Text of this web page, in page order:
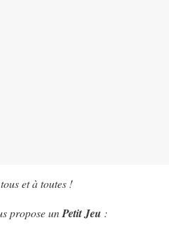
et à toutes !
propose unPetit Jeu :